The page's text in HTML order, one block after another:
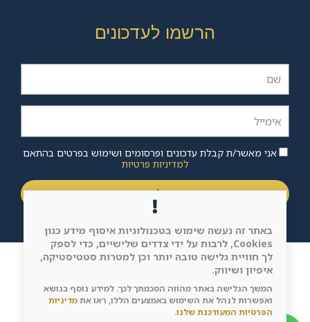
הרשמו לעדכונים
אני מאשר/ת קבלת עדכונים ופרסומים ושימוש בפרטים בהתאם
למדיניות פרטיות
רוצה להצטרף
עיצוב ובניית אתר 365evo Web Solutions
כל הזכויות שמורות © 2026 אילנית שאול- ליווי לצמיחה
באתר זה נעשה שימוש בטכנולוגיות איסוף מידע כגון
Cookies, לרבות על ידי צדדים שלישיים, כדי לספק
לך חוויית גלישה טובה יותר וכן למטרות סטטיסטיקה,
איפיון ושיווק.
המשך הגלישה באתר מהווה הסכמתך לכך. למידע נוסף בנושא
ואפשרות לנהל את השימוש באמצעים הללו, ראו אתמדיניות
הפרטיות המעודכנת שלנו.